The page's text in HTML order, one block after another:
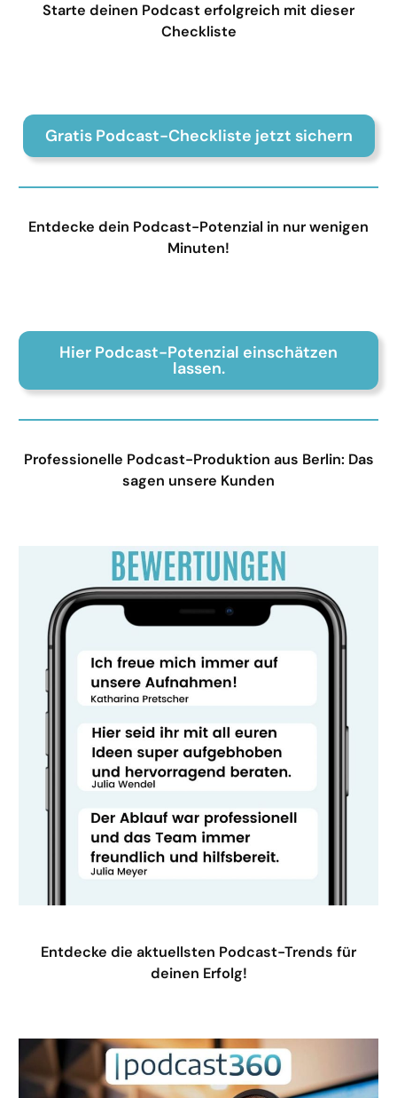
Starte deinen Podcast erfolgreich mit dieser
Checkliste
Gratis Podcast-Checkliste jetzt sichern
Entdecke dein Podcast-Potenzial in nur wenigen
Minuten!
Hier Podcast-Potenzial einschätzen
lassen.
Professionelle Podcast-Produktion aus Berlin: Das
sagen unsere Kunden
Entdecke die aktuellsten Podcast-Trends für
deinen Erfolg!